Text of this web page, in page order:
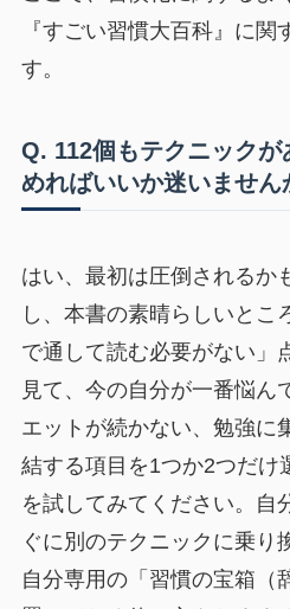
『すごい習慣大百科』に関
す。
Q. 112個もテクニック
めればいいか迷いません
はい、最初は圧倒されるか
し、本書の素晴らしいとこ
で通して読む必要がない」
見て、今の自分が一番悩ん
エットが続かない、勉強に
結する項目を1つか2つだけ
を試してみてください。自
ぐに別のテクニックに乗り
自分専用の「習慣の宝箱（